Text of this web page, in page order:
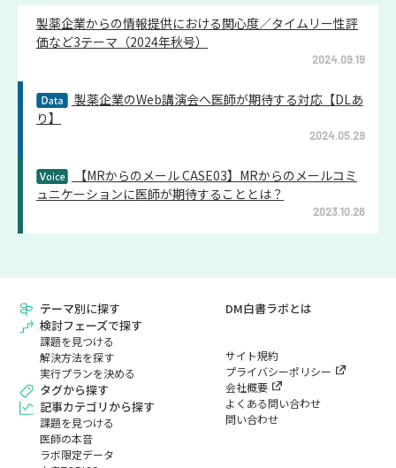
製薬企業からの情報提供における関心度／タイムリー性評
価など3テーマ（2024年秋号）
2024.09.19
製薬企業のWeb講演会へ医師が期待する対応【DLあ
り】
2024.05.29
【MRからのメール CASE03】MRからのメールコミ
ュニケーションに医師が期待することとは？
2023.10.26
テーマ別に探す
検討フェーズで探す
課題を見つける
解決方法を探す
実行プランを決める
タグから探す
記事カテゴリから探す
課題を見つける
医師の本音
ラボ限定データ
DM白書ラボとは
サイト規約
プライバシーポリシー
会社概要
よくある問い合わせ
問い合わせ